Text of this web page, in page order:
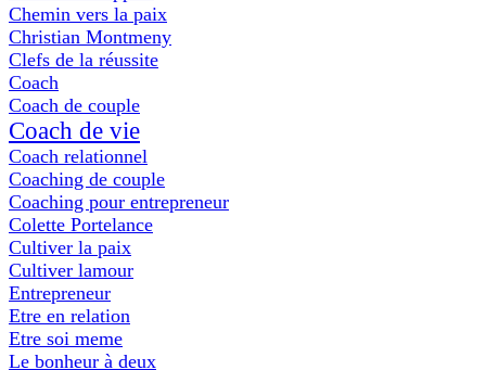
Chemin vers la paix
Christian Montmeny
Clefs de la réussite
Coach
Coach de couple
Coach de vie
Coach relationnel
Coaching de couple
Coaching pour entrepreneur
Colette Portelance
Cultiver la paix
Cultiver lamour
Entrepreneur
Etre en relation
Etre soi meme
Le bonheur à deux